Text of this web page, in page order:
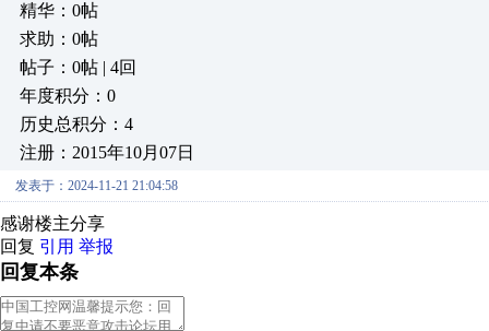
精华：0帖
求助：0帖
帖子：0帖 | 4回
年度积分：0
历史总积分：4
注册：2015年10月07日
发表于：2024-11-21 21:04:58
感谢楼主分享
回复 引用 举报
回复本条